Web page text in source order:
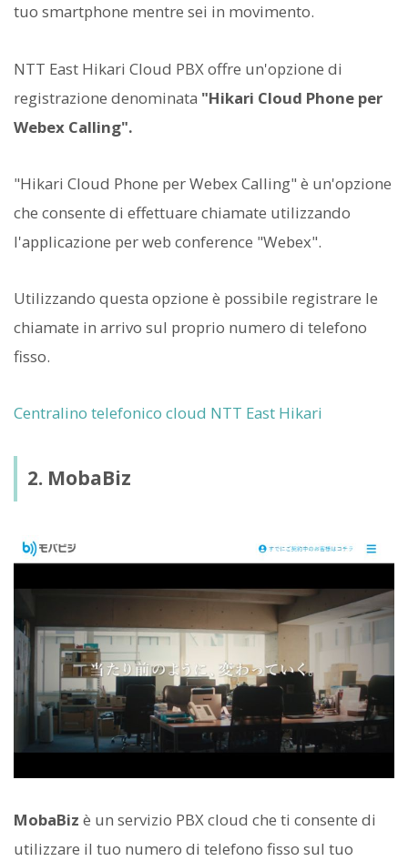
tuo smartphone mentre sei in movimento.
NTT East Hikari Cloud PBX offre un'opzione di
registrazione denominata "Hikari Cloud Phone per
Webex Calling".
"Hikari Cloud Phone per Webex Calling" è un'opzione
che consente di effettuare chiamate utilizzando
l'applicazione per web conference "Webex".
Utilizzando questa opzione è possibile registrare le
chiamate in arrivo sul proprio numero di telefono
fisso.
Centralino telefonico cloud NTT East Hikari
2. MobaBiz
MobaBiz è un servizio PBX cloud che ti consente di
utilizzare il tuo numero di telefono fisso sul tuo